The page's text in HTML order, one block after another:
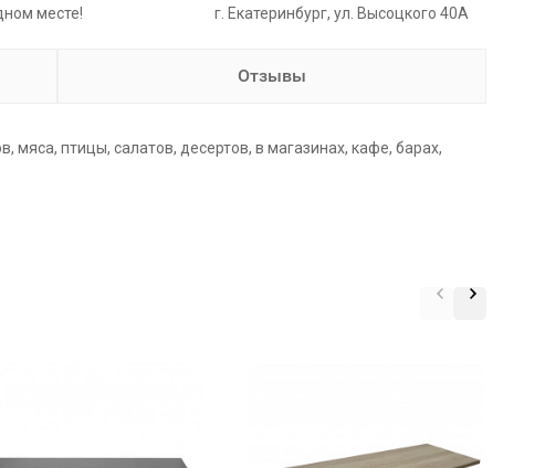
месте!
г. Екатеринбург, ул. Высоцкого 40А
Отзывы
птицы, салатов, десертов, в магазинах, кафе, барах,